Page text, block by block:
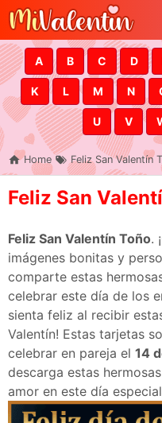
Skip to
A B C D
K L M N
U V
Home Feliz San Valentín
Feliz San
Feliz San Valentín Toño.
imágenes bonitas y
comparte estas
celebrar este día de los
sienta feliz al recibir
Valentín! Estas tarjetas
celebrar en pareja el 14
descarga estas
amor en este día